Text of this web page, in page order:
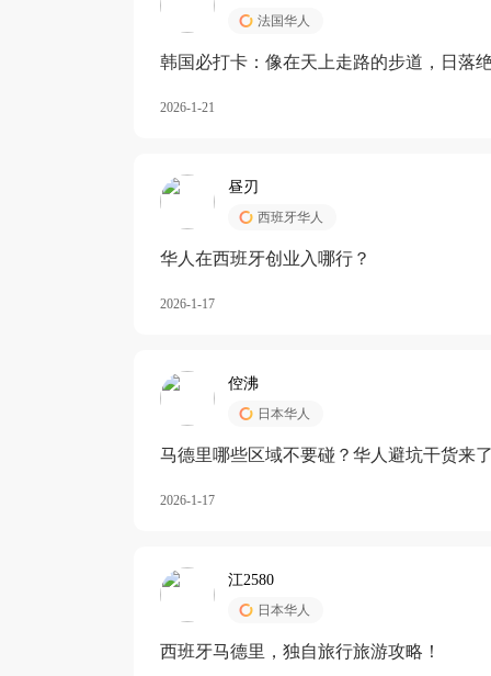
法国华人
韩国必打卡：像在天上走路的步道，日落
2026-1-21
昼刃
西班牙华人
华人在西班牙创业入哪行？
2026-1-17
倥沸
日本华人
马德里哪些区域不要碰？华人避坑干货来
2026-1-17
江2580
日本华人
西班牙马德里，独自旅行旅游攻略！